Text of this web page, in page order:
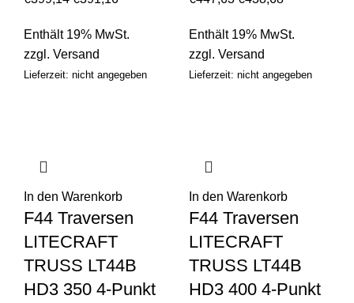
Enthält 19% MwSt.
zzgl. Versand
Lieferzeit: nicht angegeben
Enthält 19% MwSt.
zzgl. Versand
Lieferzeit: nicht angegeben
In den Warenkorb
F44 Traversen
LITECRAFT
TRUSS LT44B
HD3 350 4-Punkt
In den Warenkorb
F44 Traversen
LITECRAFT
TRUSS LT44B
HD3 400 4-Punkt